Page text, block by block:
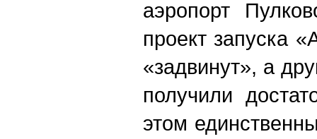
аэропорт
проект запуска
«задвинут», а
получили
этом